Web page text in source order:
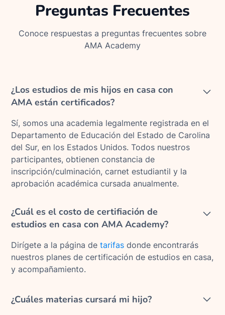
Preguntas Frecuentes
Conoce respuestas a preguntas frecuentes sobre
AMA Academy
¿Los estudios de mis hijos en casa con
AMA están certificados?
Sí, somos una academia legalmente registrada en el
Departamento de Educación del Estado de Carolina
del Sur, en los Estados Unidos. Todos nuestros
participantes, obtienen constancia de
inscripción/culminación, carnet estudiantil y la
aprobación académica cursada anualmente.
¿Cuál es el costo de certifiación de
estudios en casa con AMA Academy?
Dirígete a la página detarifas donde encontrarás
nuestros planes de certificación de estudios en casa,
y acompañamiento.
¿Cuáles materias cursará mi hijo?